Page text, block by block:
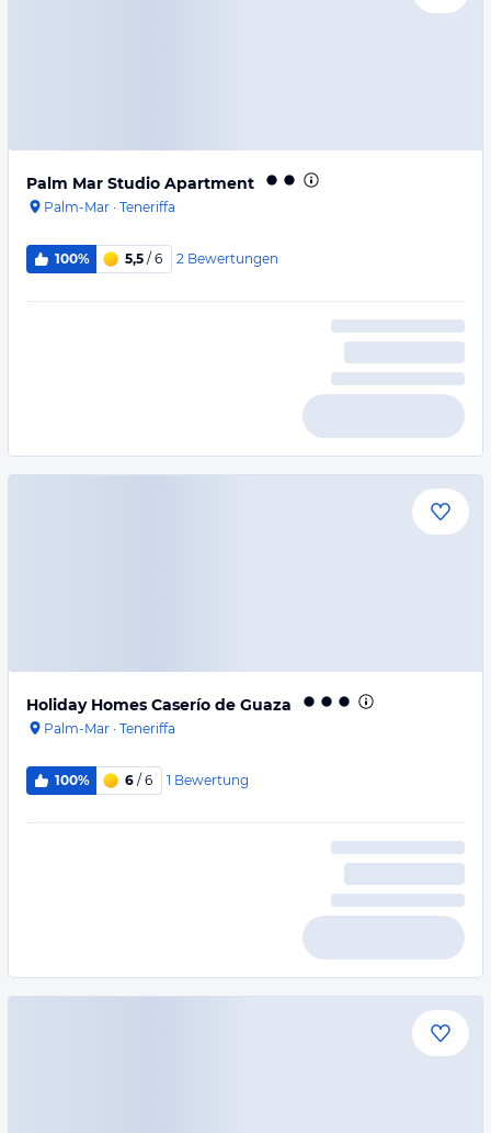
Palm Mar Studio Apartment
Palm-Mar · Teneriffa
100% 5,5 / 6 2 Bewertungen
Holiday Homes Caserío de Guaza
Palm-Mar · Teneriffa
100% 6 / 6 1 Bewertung